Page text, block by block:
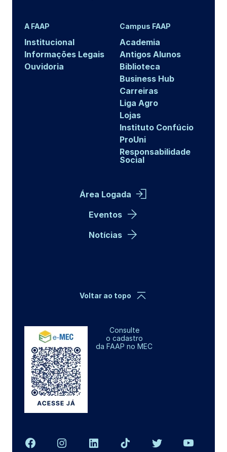
A FAAP
Institucional
Informações Legais
Ouvidoria
Campus FAAP
Academia
Antigos Alunos
Biblioteca
Business Hub
Carreiras
Liga Agro
Lojas
Instituto Confúcio
ProUni
Responsabilidade
Social
Área Logada
Eventos
Notícias
Consulte
o cadastro
da FAAP no MEC
Voltar ao topo